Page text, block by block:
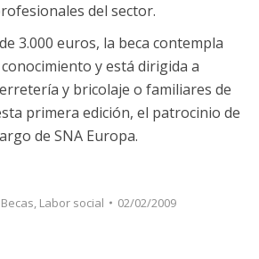
del sector.
3.000 euros, la beca contempla
y está dirigida a
y bricolaje o familiares de
primera edición, el patrocinio de
de SNA Europa.
Becas, Labor social 02/02/2009